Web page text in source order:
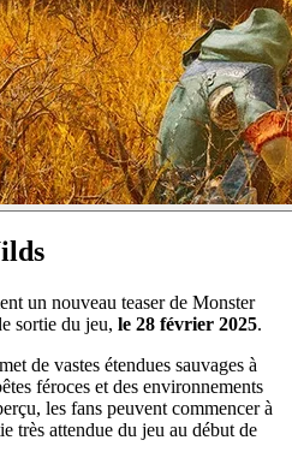
un nouveau teaser de Monster
sortie du jeu, le 28 février 2025.
de vastes étendues sauvages à
féroces et des environnements
les fans peuvent commencer à
très attendue du jeu au début de